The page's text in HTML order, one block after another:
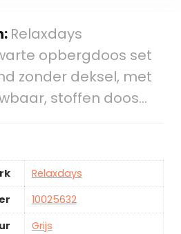
Relaxdays
opbergdoos set
zonder deksel, met
stoffen doos…
Relaxdays
10025632
Grijs